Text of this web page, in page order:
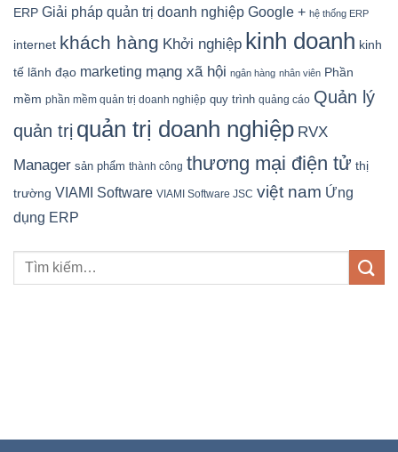
ERP Giải pháp quản trị doanh nghiệp Google + hệ thống ERP
internet khách hàng Khởi nghiệp kinh doanh kinh
tế lãnh đạo marketing mạng xã hội ngân hàng nhân viên Phần
mềm phần mềm quản trị doanh nghiệp quy trình quảng cáo Quản lý
quản trị quản trị doanh nghiệp RVX
Manager sản phẩm thành công thương mại điện tử thị
trường VIAMI Software VIAMI Software JSC việt nam Ứng
dụng ERP